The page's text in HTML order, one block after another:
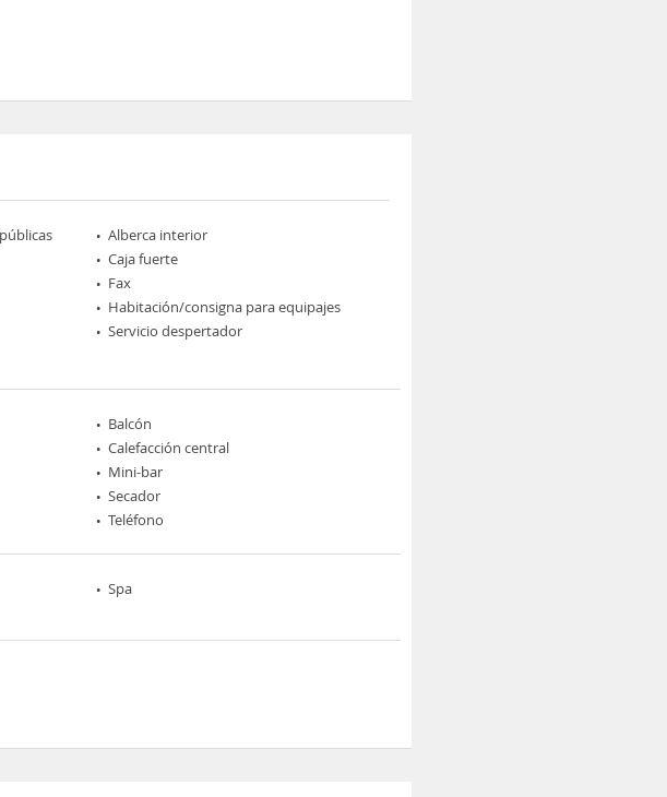
Alberca interior
Caja fuerte
Fax
Habitación/consigna para equipajes
Servicio despertador
Balcón
Calefacción central
Mini-bar
Secador
Teléfono
Spa